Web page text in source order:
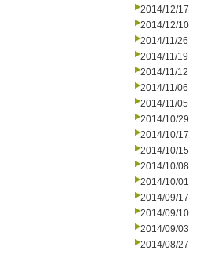
2014/12/17
2014/12/10
2014/11/26
2014/11/19
2014/11/12
2014/11/06
2014/11/05
2014/10/29
2014/10/17
2014/10/15
2014/10/08
2014/10/01
2014/09/17
2014/09/10
2014/09/03
2014/08/27